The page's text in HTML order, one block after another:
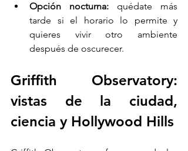
Opción nocturna: quédate más
tarde si el horario lo permite y
quieres vivir otro ambiente
después de oscurecer.
Griffith Observatory:
vistas de la ciudad,
ciencia y Hollywood Hills